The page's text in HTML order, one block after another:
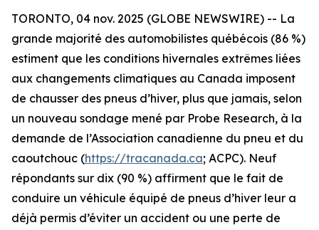
TORONTO, 04 nov. 2025 (GLOBE NEWSWIRE) -- La
grande majorité des automobilistes québécois (86 %)
estiment que les conditions hivernales extrêmes liées
aux changements climatiques au Canada imposent
de chausser des pneus d’hiver, plus que jamais, selon
un nouveau sondage mené par Probe Research, à la
demande de l’Association canadienne du pneu et du
caoutchouc (https://tracanada.ca; ACPC). Neuf
répondants sur dix (90 %) affirment que le fait de
conduire un véhicule équipé de pneus d’hiver leur a
déjà permis d’éviter un accident ou une perte de